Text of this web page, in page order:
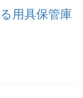
用具保管庫